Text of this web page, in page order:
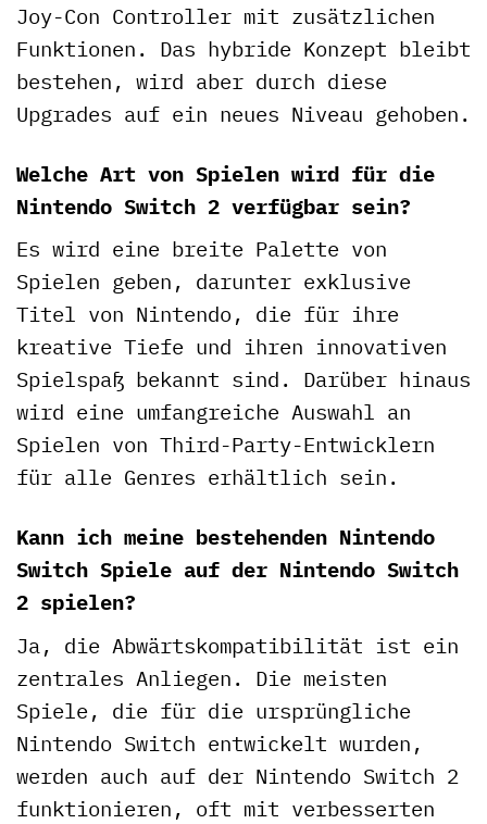
Joy-Con Controller mit zusätzlichen
Funktionen. Das hybride Konzept bleibt
bestehen, wird aber durch diese
Upgrades auf ein neues Niveau gehoben.
Welche Art von Spielen wird für die
Nintendo Switch 2 verfügbar sein?
Es wird eine breite Palette von
Spielen geben, darunter exklusive
Titel von Nintendo, die für ihre
kreative Tiefe und ihren innovativen
Spielspaß bekannt sind. Darüber hinaus
wird eine umfangreiche Auswahl an
Spielen von Third-Party-Entwicklern
für alle Genres erhältlich sein.
Kann ich meine bestehenden Nintendo
Switch Spiele auf der Nintendo Switch
2 spielen?
Ja, die Abwärtskompatibilität ist ein
zentrales Anliegen. Die meisten
Spiele, die für die ursprüngliche
Nintendo Switch entwickelt wurden,
werden auch auf der Nintendo Switch 2
funktionieren, oft mit verbesserten